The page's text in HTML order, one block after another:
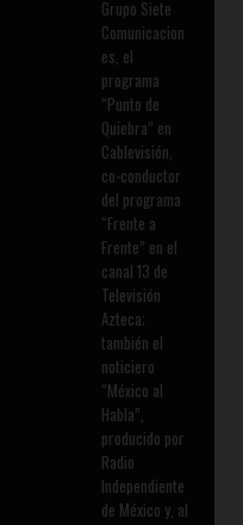
Grupo Siete
Comunicacion
es, el
programa
“Punto de
Quiebra” en
Cablevisión,
co-conductor
del programa
“Frente a
Frente” en el
canal 13 de
Televisión
Azteca;
también el
noticiero
“México al
Habla”,
producido por
Radio
Independiente
de México y, al